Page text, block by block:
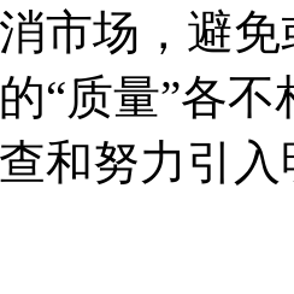
场，避免
的“质量”各
和努力引